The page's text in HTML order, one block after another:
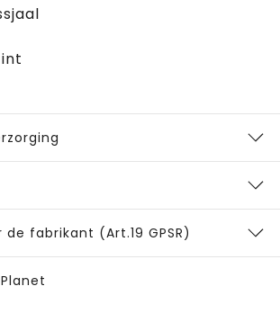
fabrikant (Art.19 GPSR)